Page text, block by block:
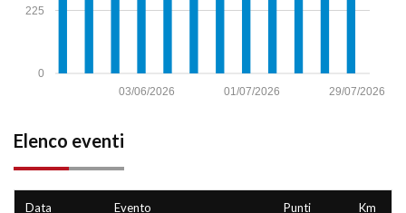
0
225
29/07/2026
01/07/2026
03/06/2026
Elenco eventi
Data Evento Punti Km